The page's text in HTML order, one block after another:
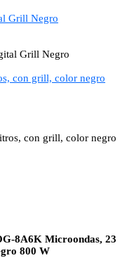
Grill Negro
con grill, color negro
8A6K Microondas, 23
800 W